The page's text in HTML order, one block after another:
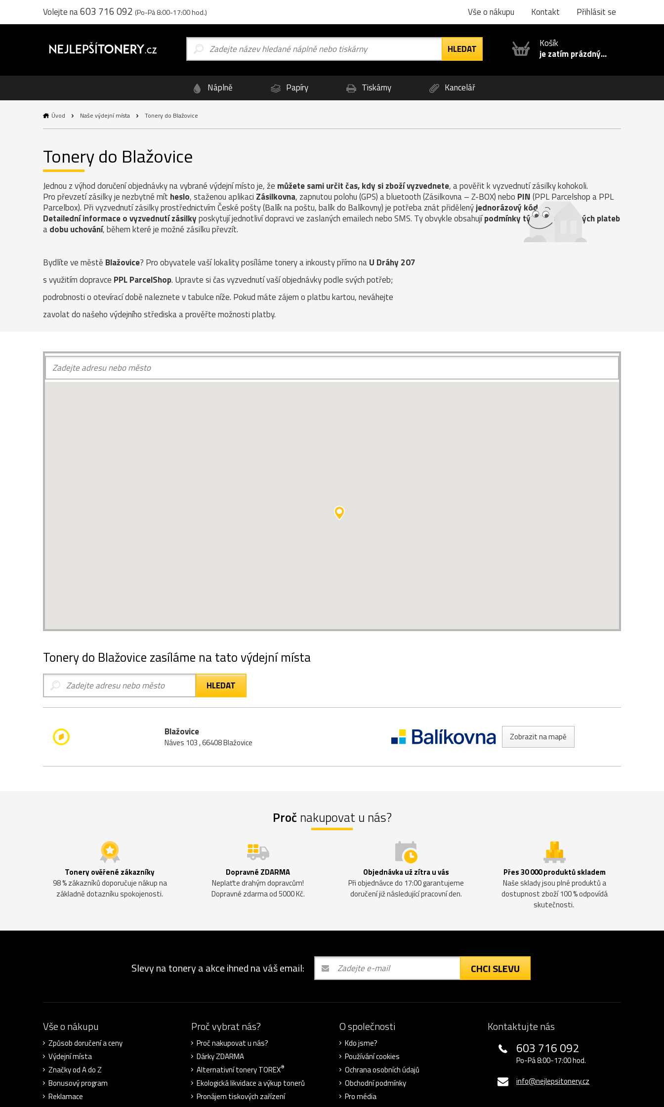
Volejte na603 716 092 (Po-Pá 8:00-17:00 hod.) Vše o nákupu Kontakt Přihlásit se
Košík
je zatím prázdný...
Náplně Papíry Tiskárny Kancelář
Úvod Naše výdejní místa Tonery do Blažovice
Tonery do Blažovice
Jednou z výhod doručení objednávky na vybrané výdejní místo je, že můžete sami určit čas, kdy si zboží vyzvednete, a pověřit k vyzvednutí zásilky kohokoli.
Pro převzetí zásilky je nezbytné mít heslo, staženou aplikaci Zásilkovna, zapnutou polohu (GPS) a bluetooth (Zásilkovna – Z-BOX) nebo PIN(PPL Parcelshop a PPL
Parcelbox). Při vyzvednutí zásilky prostřednictvím České pošty (Balík na poštu, balík do Balíkovny) je potřeba znát přidělenýjednorázový kód
Detailední informace o vyzvednutí zásilkyposkytují jednotliví dopravci ve zaslaných emailech nebo SMS. Ty obvykle obsahujípodmínky týkající se možných plateb
adobu uchování, během které je možné zásilku převzít.
Bydlíte ve městě Blažovice? Pro obyvatele vaší lokality posíláme tonery a inkousty přímo naU Dráhy 207
s využitím dopravce PPL ParcelShop. Upravte si čas vyzvednutí vaší objednávky podle svých potřeb;
podrobnosti o otevírací době naleznete v tabulce níže. Pokud máte zájem o platbu kartou, neváhejte
zavolat do našeho výdejního střediska a prověřte možnosti platby.
Tonery do Blažovice zasíláme na tato výdejní místa
Blažovice
Náves 103 , 66408 Blažovice Zobrazit na mapě
Proč nakupovat u nás?
Tonery ověřené zákazníky
98 % zákazníků doporučuje nákup na
základně dotazníku spokojenosti.
Dopravné ZDARMA
Neplaťte drahým dopravcům!
Dopravné zdarma od 5000 Kč.
Objednávka už zítra u vás
Při objednávce do 17:00 garantujeme
doručení již následující pracovní den.
Přes 30 000 produktů skladem
Naše sklady jsou plné produktů a
dostupnost zboží 100 % odpovídá
skutečnosti.
Slevy na tonery a akce ihned na váš email: CHCI SLEVU
Vše o nákupu
Způsob doručení a ceny
Výdejní místa
Značky od A do Z
Bonusový program
Reklamace
Proč vybrat nás?
Proč nakupovat u nás?
Dárky ZDARMA
Alternativní tonery TOREX®
Ekologická likvidace a výkup tonerů
Pronájem tiskových zařízení
O společnosti
Kdo jsme?
Používání cookies
Ochrana osobních údajů
Obchodní podmínky
Pro média
Kontaktujte nás
603 716 092
Po-Pá 8:00-17:00 hod.
info@nejlepsitonery.cz